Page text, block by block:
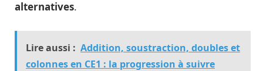
alternatives.
Lire aussi : Addition, soustraction, doubles et
colonnes en CE1 : la progression à suivre